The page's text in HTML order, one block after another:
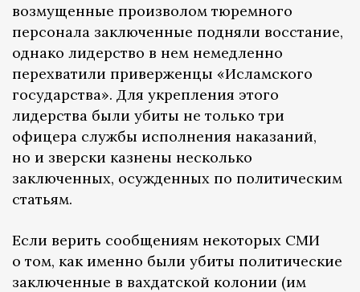
возмущенные произволом тюремного
персонала заключенные подняли восстание,
однако лидерство в нем немедленно
перехватили приверженцы «Исламского
государства». Для укрепления этого
лидерства были убиты не только три
офицера службы исполнения наказаний,
но и зверски казнены несколько
заключенных, осужденных по политическим
статьям.
Если верить сообщениям некоторых СМИ
о том, как именно были убиты политические
заключенные в вахдатской колонии (им